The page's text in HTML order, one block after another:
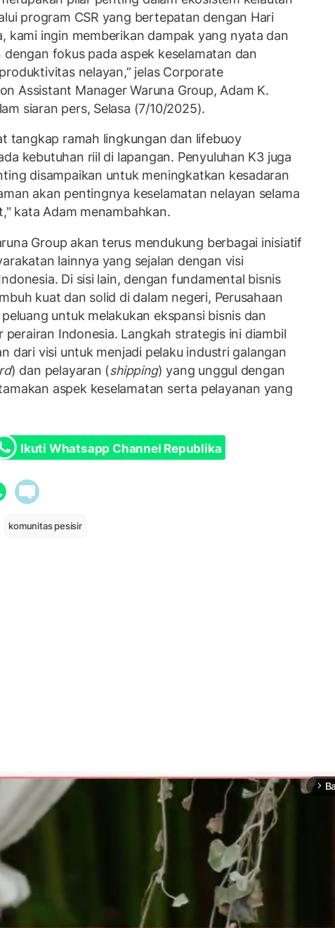
program CSR yang bertepatan dengan Hari
kami ingin memberikan dampak yang nyata dan
dengan fokus pada aspek keselamatan dan
nelayan,” jelas Corporate
Assistant Manager Waruna Group, Adam K.
siaran pers, Selasa (7/10/2025).
tangkap ramah lingkungan dan lifebuoy
kebutuhan riil di lapangan. Penyuluhan K3 juga
disampaikan untuk meningkatkan kesadaran
akan pentingnya keselamatan nelayan selama
kata Adam menambahkan.
Group akan terus mendukung berbagai inisiatif
lainnya yang sejalan dengan visi
Di sisi lain, dengan fundamental bisnis
kuat dan solid di dalam negeri, Perusahaan
untuk melakukan ekspansi bisnis dan
perairan Indonesia. Langkah strategis ini diambil
dari visi untuk menjadi pelaku industri galangan
) dan pelayaran (shipping) yang unggul dengan
aspek keselamatan serta pelayanan yang
Ikuti Whatsapp Channel Republika
komunitas pesisir
arrow_forward_ios